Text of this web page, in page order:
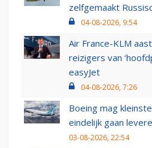
zelfgemaakt
04-08-2026, 9:54
Air France-KLM
reizigers van
easyJet
04-08-2026, 7:26
Boeing mag
eindelijk gaan
03-08-2026, 22:54